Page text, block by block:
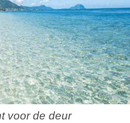
voor de deur